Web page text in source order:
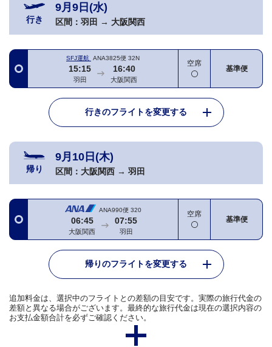
行き
9月9日(水)
区間： 羽田 → 大阪関西
SFJ運航 ANA3825便 32N
15:15
羽田
16:40
大阪関西
空席
基準便
行きのフライトを変更する
帰り
9月10日(木)
区間： 大阪関西 → 羽田
ANA990便 320
06:45
大阪関西
07:55
羽田
空席
基準便
帰りのフライトを変更する
追加料金は、選択中のフライトとの差額の目安です。実際の旅行代金の
差額と異なる場合がございます。最終的な旅行代金は現在の選択内容の
お支払金額合計を必ずご確認ください。